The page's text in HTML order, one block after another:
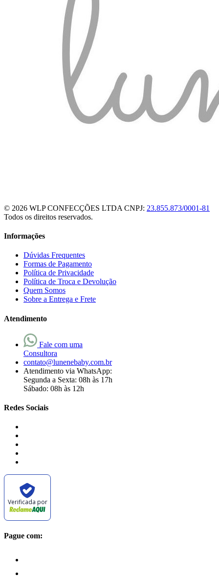
© 2026 WLP CONFECÇÕES LTDA CNPJ: 23.855.873/0001-81
Todos os direitos reservados.
Informações
Dúvidas Frequentes
Formas de Pagamento
Política de Privacidade
Política de Troca e Devolução
Quem Somos
Sobre a Entrega e Frete
Atendimento
Fale com uma
Consultora
contato@lunenebaby.com.br
Atendimento via WhatsApp:
Segunda a Sexta: 08h às 17h
Sábado: 08h às 12h
Redes Sociais
Verificada por
Pague com: